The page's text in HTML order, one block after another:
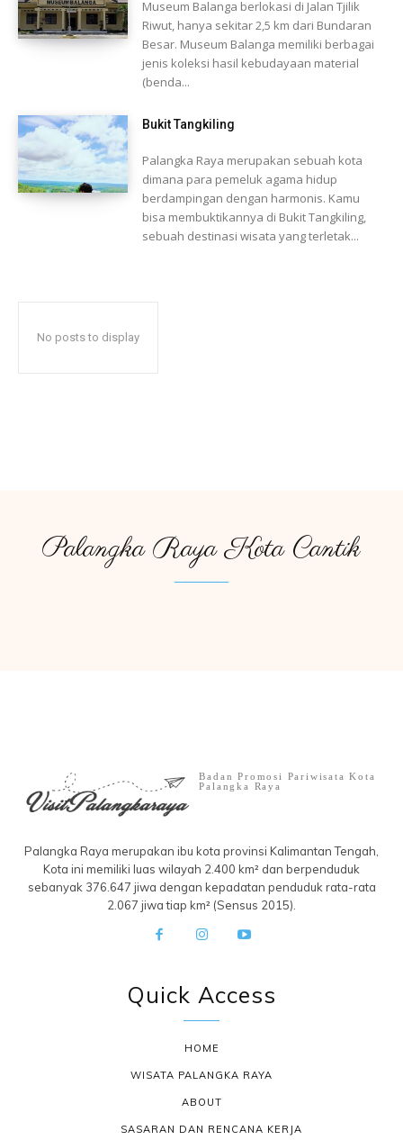
Museum Balanga berlokasi di Jalan Tjilik
Riwut, hanya sekitar 2,5 km dari Bundaran
Besar. Museum Balanga memiliki berbagai
jenis koleksi hasil kebudayaan material
(benda...
Bukit Tangkiling
Palangka Raya merupakan sebuah kota
dimana para pemeluk agama hidup
berdampingan dengan harmonis. Kamu
bisa membuktikannya di Bukit Tangkiling,
sebuah destinasi wisata yang terletak...
No posts to display
Palangka Raya Kota Cantik
Badan Promosi Pariwisata Kota
Palangka Raya
Palangka Raya merupakan ibu kota provinsi Kalimantan Tengah,
Kota ini memiliki luas wilayah 2.400 km² dan berpenduduk
sebanyak 376.647 jiwa dengan kepadatan penduduk rata-rata
2.067 jiwa tiap km² (Sensus 2015).
Quick Access
HOME
WISATA PALANGKA RAYA
ABOUT
SASARAN DAN RENCANA KERJA